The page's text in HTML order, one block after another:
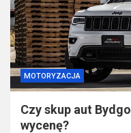
MOTORYZACJA
Czy skup aut
wycenę?